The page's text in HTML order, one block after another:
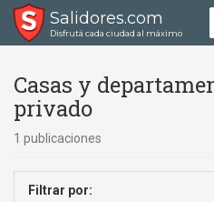
Salidores.com
Disfrutá cada ciudad al máximo
Casas y
privado
1 publicaciones
Filtrar por: